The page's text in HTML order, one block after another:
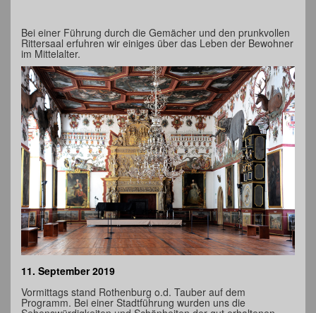
Bei einer Führung durch die Gemächer und den prunkvollen
Rittersaal erfuhren wir einiges über das Leben der Bewohner
im Mittelalter.
11. September 2019
Vormittags stand Rothenburg o.d. Tauber auf dem
Programm. Bei einer Stadtführung wurden uns die